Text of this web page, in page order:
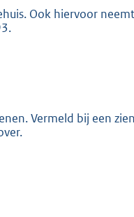
Ook hiervoor
Vermeld bij een